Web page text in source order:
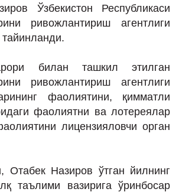
Ўзбекистон Республикаси
ривожлантириш агентлиги
тайинланди.
билан ташкил этилган
ривожлантириш агентлиги
фаолиятини, қимматли
фаолиятни ва лотереялар
лицензияловчи орган
Отабек Назиров ўтган йилнинг
таълими вазирига ўринбосар